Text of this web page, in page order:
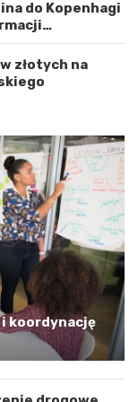
do Kopenhagi
złotych na
i koordynację
Koszalin